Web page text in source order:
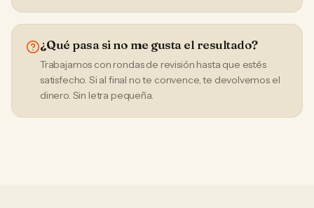
¿Qué pasa si no me gusta el resultado?
Trabajamos con rondas de revisión hasta que estés
satisfecho. Si al final no te convence, te devolvemos el
dinero. Sin letra pequeña.